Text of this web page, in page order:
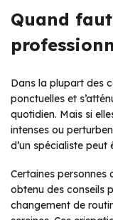
Quand
Dans la plupart des
ponctuelles et
quotidien. Mais si
intenses ou
d’un spécialiste peut
Certaines
obtenu des conseils
changement de